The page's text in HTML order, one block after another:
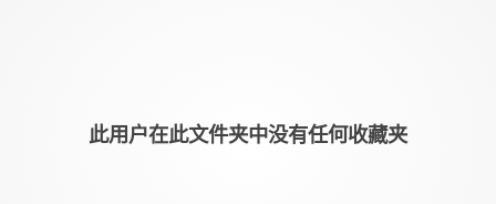
此用户在此文件夹中没有任何收藏夹